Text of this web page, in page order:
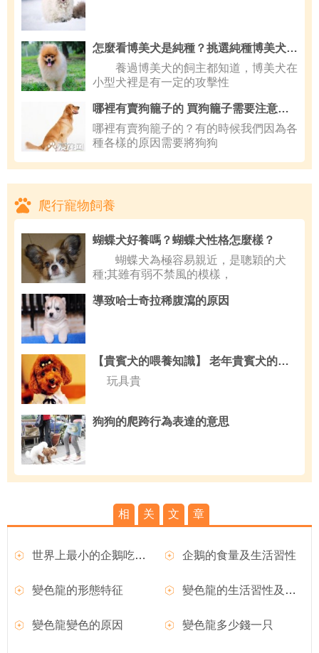
怎麼看博美犬是純種？挑選純種博美犬的方法
養過博美犬的飼主都知道，博美犬在
小型犬裡是有一定的攻擊性
哪裡有賣狗籠子的 買狗籠子需要注意什麼
哪裡有賣狗籠子的？有的時候我們因為各
種各樣的原因需要將狗狗
爬行寵物飼養
蝴蝶犬好養嗎？蝴蝶犬性格怎麼樣？
蝴蝶犬為極容易親近，是聰穎的犬
種;其雖有弱不禁風的模樣，
導致哈士奇拉稀腹瀉的原因
【貴賓犬的喂養知識】 老年貴賓犬的飲食問題
玩具貴
狗狗的爬跨行為表達的意思
相 关 文 章
世界上最小的企鵝吃什麼？ 企鵝的食量及生活習性
變色龍的形態特征 變色龍的生活習性及變色現象
變色龍變色的原因 變色龍多少錢一只